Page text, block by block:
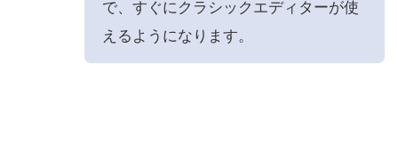
で、すぐにクラシックエディターが使
えるようになります。